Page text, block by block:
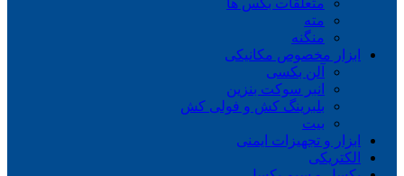
مته
منگنه
ابزار مخصوص مکانیکی
آلن بکسی
انبر سوکت بنزین
بلبرینگ کش و فولی کش
بیت
ابزار و تجهیزات ایمنی
الکتریکی